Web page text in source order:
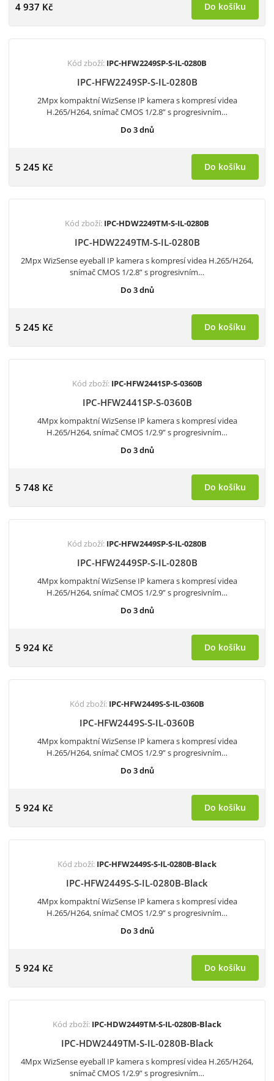
4 937 Kč Do košíku
Kód zboží: IPC-HFW2249SP-S-IL-0280B
IPC-HFW2249SP-S-IL-0280B
2Mpx kompaktní WizSense IP kamera s kompresí videa
H.265/H264, snímač CMOS 1/2.8” s progresivním…
Do 3 dnů
5 245 Kč Do košíku
Kód zboží: IPC-HDW2249TM-S-IL-0280B
IPC-HDW2249TM-S-IL-0280B
2Mpx WizSense eyeball IP kamera s kompresí videa H.265/H264,
snímač CMOS 1/2.8” s progresivním…
Do 3 dnů
5 245 Kč Do košíku
Kód zboží: IPC-HFW2441SP-S-0360B
IPC-HFW2441SP-S-0360B
4Mpx kompaktní WizSense IP kamera s kompresí videa
H.265/H264, snímač CMOS 1/2.9” s progresivním…
Do 3 dnů
5 748 Kč Do košíku
Kód zboží: IPC-HFW2449SP-S-IL-0280B
IPC-HFW2449SP-S-IL-0280B
4Mpx kompaktní WizSense IP kamera s kompresí videa
H.265/H264, snímač CMOS 1/2.9” s progresivním…
Do 3 dnů
5 924 Kč Do košíku
Kód zboží: IPC-HFW2449S-S-IL-0360B
IPC-HFW2449S-S-IL-0360B
4Mpx kompaktní WizSense IP kamera s kompresí videa
H.265/H264, snímač CMOS 1/2.9” s progresivním…
Do 3 dnů
5 924 Kč Do košíku
Kód zboží: IPC-HFW2449S-S-IL-0280B-Black
IPC-HFW2449S-S-IL-0280B-Black
4Mpx kompaktní WizSense IP kamera s kompresí videa
H.265/H264, snímač CMOS 1/2.9” s progresivním…
Do 3 dnů
5 924 Kč Do košíku
Kód zboží: IPC-HDW2449TM-S-IL-0280B-Black
IPC-HDW2449TM-S-IL-0280B-Black
4Mpx WizSense eyeball IP kamera s kompresí videa H.265/H264,
snímač CMOS 1/2.9” s progresivním…